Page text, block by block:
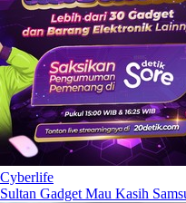
Cyberlife
Sultan Gadget Mau Kasih